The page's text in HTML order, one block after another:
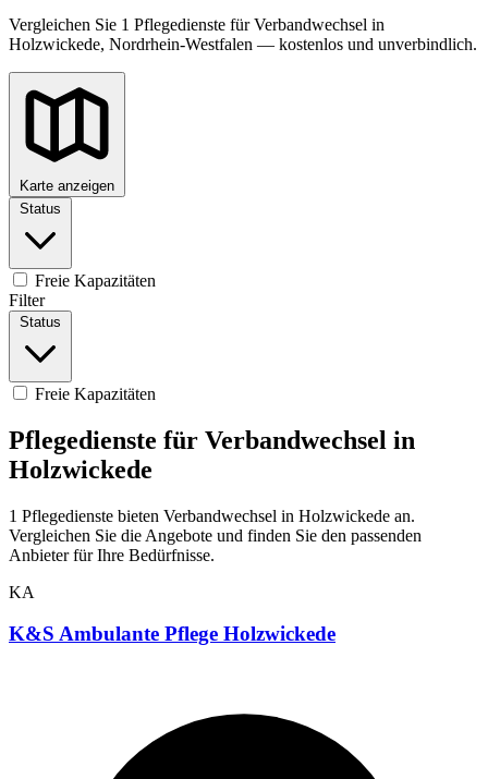
Vergleichen Sie 1 Pflegedienste für Verbandwechsel in
Holzwickede, Nordrhein-Westfalen — kostenlos und unverbindlich.
Karte anzeigen
Status
Freie Kapazitäten
Filter
Status
Freie Kapazitäten
Pflegedienste für Verbandwechsel in
Holzwickede
1 Pflegedienste bieten Verbandwechsel in Holzwickede an.
Vergleichen Sie die Angebote und finden Sie den passenden
Anbieter für Ihre Bedürfnisse.
KA
K&S Ambulante Pflege Holzwickede